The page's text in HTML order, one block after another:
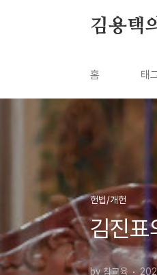
김용택
홈 태
헌법/개헌
김진표
by 참교육